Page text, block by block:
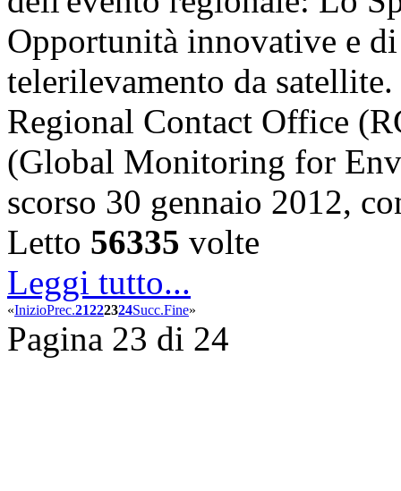
Opportunità innovative e
telerilevamento da
Regional Contact Office
(Global Monitoring for
scorso 30 gennaio 2012,
Letto 56335 volte
Leggi tutto...
«InizioPrec.21222324Succ.Fine»
Pagina 23 di 24